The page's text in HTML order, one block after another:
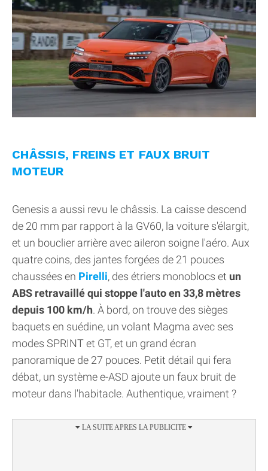
CHÂSSIS, FREINS ET FAUX BRUIT
MOTEUR
Genesis a aussi revu le châssis. La caisse descend
de 20 mm par rapport à la GV60, la voiture s'élargit,
et un bouclier arrière avec aileron soigne l'aéro. Aux
quatre coins, des jantes forgées de 21 pouces
chaussées en Pirelli, des étriers monoblocs et un
ABS retravaillé qui stoppe l'auto en 33,8 mètres
depuis 100 km/h. À bord, on trouve des sièges
baquets en suédine, un volant Magma avec ses
modes SPRINT et GT, et un grand écran
panoramique de 27 pouces. Petit détail qui fera
débat, un système e-ASD ajoute un faux bruit de
moteur dans l'habitacle. Authentique, vraiment ?